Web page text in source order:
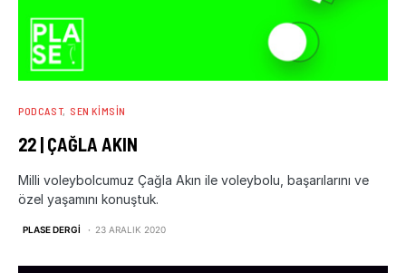
PODCAST SEN KIMSIN
22 | ÇAĞLA AKIN
Milli voleybolcumuz Çağla Akın ile voleybolu, başarılarını ve
özel yaşamını konuştuk.
PLASE DERGI 23 ARALIK 2020